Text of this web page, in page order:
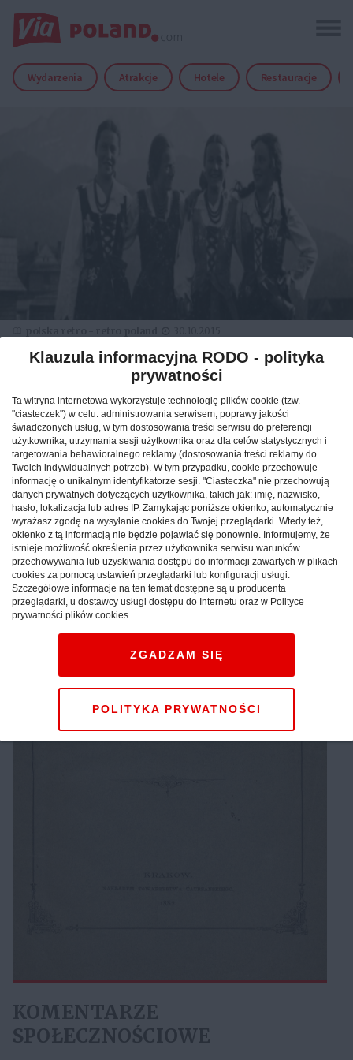
Wydarzenia Atrakcje Hotele Restauracje
Tatry i podhalanie przewodnik
MAŁOPOLSKIE:
Tatry i podhalanie z 1882 roku,
który ukazał się nakładem wydawnictwa Kraków:
Towarzystwo Tatrzańskie. Liczy sobie 53 strony.
Reklama
KOMENTARZE
SPOŁECZNOŚCIOWE
Klauzula informacyjna RODO - polityka
prywatności
Ta witryna internetowa wykorzystuje technologię plików cookie (tzw.
"ciasteczek") w celu: administrowania serwisem, poprawy jakości
świadczonych usług, w tym dostosowania treści serwisu do preferencji
użytkownika, utrzymania sesji użytkownika oraz dla celów statystycznych i
targetowania behawioralnego reklamy (dostosowania treści reklamy do
Twoich indywidualnych potrzeb). W tym przypadku, cookie przechowuje
informację o unikalnym identyfikatorze sesji. "Ciasteczka" nie przechowują
danych prywatnych dotyczących użytkownika, takich jak: imię, nazwisko,
hasło, lokalizacja lub adres IP. Zamykając poniższe okienko, automatycznie
wyrażasz zgodę na wysyłanie cookies do Twojej przeglądarki. Wtedy też,
okienko z tą informacją nie będzie pojawiać się ponownie. Informujemy, że
istnieje możliwość określenia przez użytkownika serwisu warunków
przechowywania lub uzyskiwania dostępu do informacji zawartych w plikach
cookies za pomocą ustawień przeglądarki lub konfiguracji usługi.
Szczegółowe informacje na ten temat dostępne są u producenta
przeglądarki, u dostawcy usługi dostępu do Internetu oraz w Polityce
prywatności plików cookies.
POLITYKA PRYWATNOŚCI
ZGADZAM SIĘ